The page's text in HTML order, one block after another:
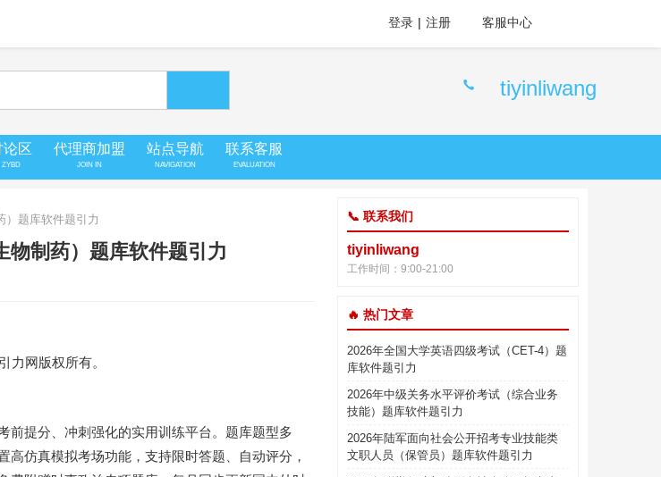
登录 | 注册 客服中心
tiyinliwang
论区
ZYBD
代理商加盟
JOIN IN
站点导航
NAVIGATION
联系客服
EVALUATION
）题库软件题引力
物制药）题库软件题引力
力网版权所有。
前提分、冲刺强化的实用训练平台。题库题型多
仿真模拟考场功能，支持限时答题、自动评分，
📞 联系我们
tiyinliwang
工作时间：9:00-21:00
🔥 热门文章
2026年全国大学英语四级考试（CET-4）题
库软件题引力
2026年中级关务水平评价考试（综合业务
技能）题库软件题引力
2026年陆军面向社会公开招考专业技能类
文职人员（保管员）题库软件题引力